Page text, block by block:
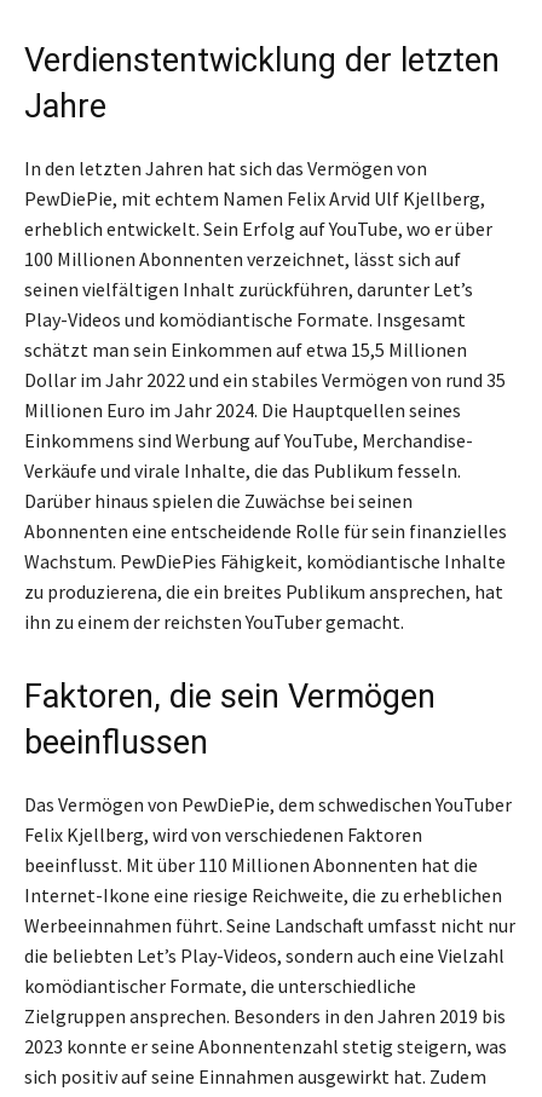
Verdienstentwicklung der letzten
Jahre
In den letzten Jahren hat sich das Vermögen von
PewDiePie, mit echtem Namen Felix Arvid Ulf Kjellberg,
erheblich entwickelt. Sein Erfolg auf YouTube, wo er über
100 Millionen Abonnenten verzeichnet, lässt sich auf
seinen vielfältigen Inhalt zurückführen, darunter Let’s
Play-Videos und komödiantische Formate. Insgesamt
schätzt man sein Einkommen auf etwa 15,5 Millionen
Dollar im Jahr 2022 und ein stabiles Vermögen von rund 35
Millionen Euro im Jahr 2024. Die Hauptquellen seines
Einkommens sind Werbung auf YouTube, Merchandise-
Verkäufe und virale Inhalte, die das Publikum fesseln.
Darüber hinaus spielen die Zuwächse bei seinen
Abonnenten eine entscheidende Rolle für sein finanzielles
Wachstum. PewDiePies Fähigkeit, komödiantische Inhalte
zu produzierena, die ein breites Publikum ansprechen, hat
ihn zu einem der reichsten YouTuber gemacht.
Faktoren, die sein Vermögen
beeinflussen
Das Vermögen von PewDiePie, dem schwedischen YouTuber
Felix Kjellberg, wird von verschiedenen Faktoren
beeinflusst. Mit über 110 Millionen Abonnenten hat die
Internet-Ikone eine riesige Reichweite, die zu erheblichen
Werbeeinnahmen führt. Seine Landschaft umfasst nicht nur
die beliebten Let’s Play-Videos, sondern auch eine Vielzahl
komödiantischer Formate, die unterschiedliche
Zielgruppen ansprechen. Besonders in den Jahren 2019 bis
2023 konnte er seine Abonnentenzahl stetig steigern, was
sich positiv auf seine Einnahmen ausgewirkt hat. Zudem